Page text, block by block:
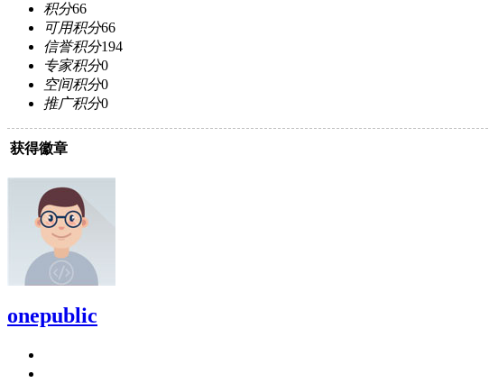
积分66
可用积分66
信誉积分194
专家积分0
空间积分0
推广积分0
获得徽章
onepublic